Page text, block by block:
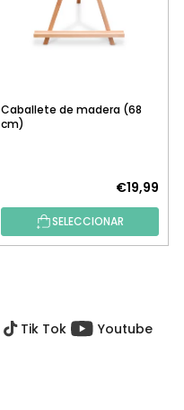
Caballete de madera (68
cm)
€19,99
SELECCIONAR
Tik Tok Youtube